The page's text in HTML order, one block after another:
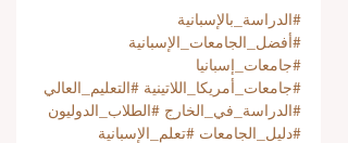
#الدراسة_بالإسبانية
#أفضل_الجامعات_الإسبانية
#جامعات_إسبانيا
#جامعات_أمريكا_اللاتينية #التعليم_العالي
#الدراسة_في_الخارج #الطلاب_الدوليون
#دليل_الجامعات #تعلم_الإسبانية